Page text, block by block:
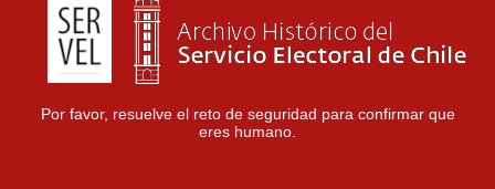
Por favor, resuelve el reto de seguridad para confirmar que
eres humano.